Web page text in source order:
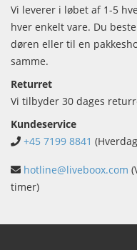
Vi leverer i løbet af 1-5
hver enkelt vare. Du
døren eller til en
samme.
Returret
Vi tilbyder 30 dages
Kundeservice
+45 7199 8841
hotline@liveboox.com
timer)